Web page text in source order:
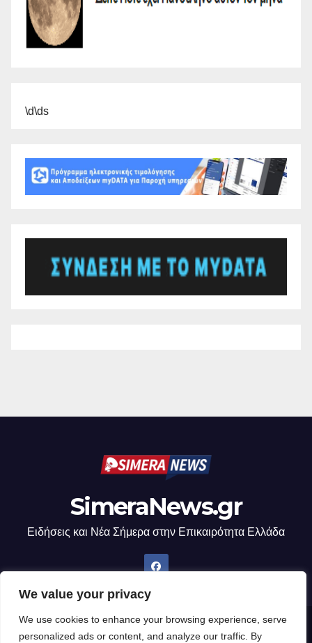
We value your privacy
We use cookies to enhance your browsing experience, serve
personalized ads or content, and analyze our traffic. By
\d\ds
SimeraNews.gr
Ειδήσεις και Νέα Σήμερα στην Επικαιρότητα Ελλάδα
Δημιουργήθηκε από το digital2000 με την Υποστήριξη του WordPress